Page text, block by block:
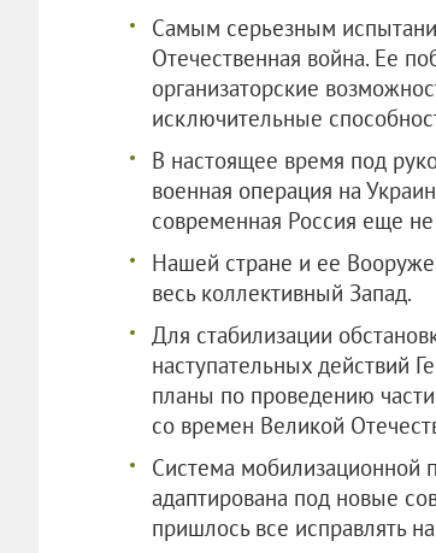
Самым серьезным
Отечественная война. Ее
организаторские
исключительные
В настоящее время под
военная операция на
современная Россия еще не
Нашей стране и ее
весь коллективный Запад.
Для стабилизации
наступательных действий
планы по проведению
со времен Великой
Система мобилизационной
адаптирована под новые
пришлось все исправлять